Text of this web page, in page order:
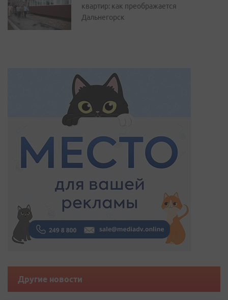
квартир: как преображается
Дальнегорск
Другие новости